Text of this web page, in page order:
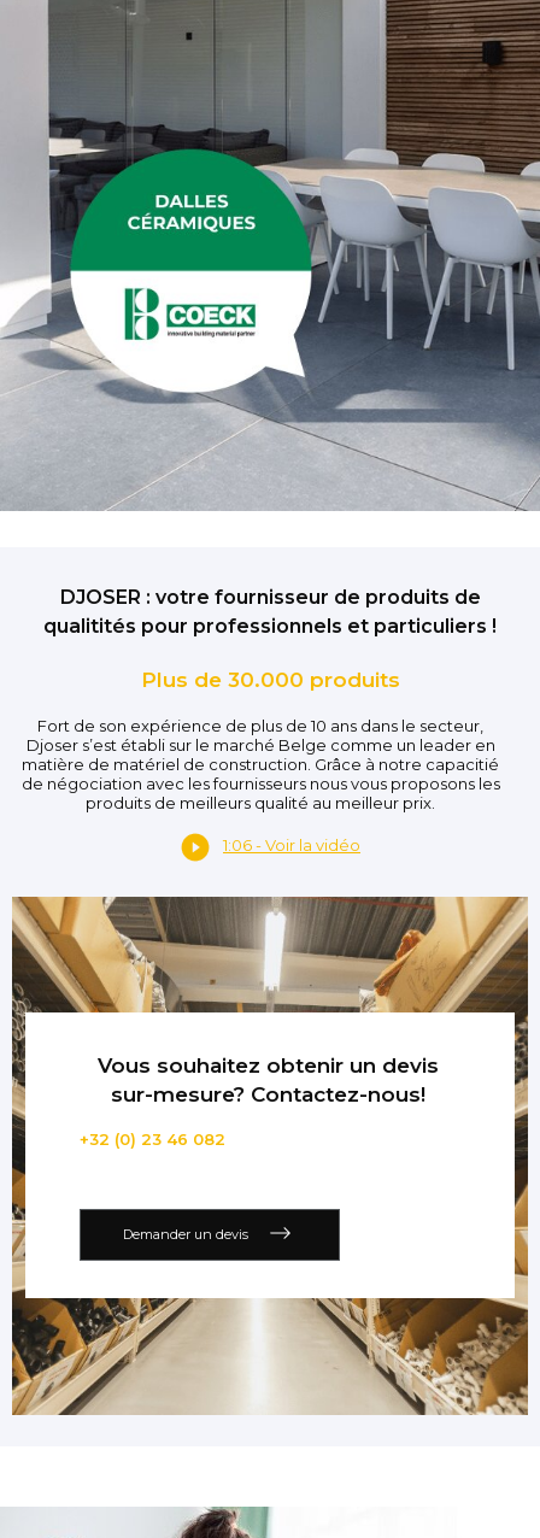
DJOSER : votre fournisseur de produits de
qualitités pour professionnels et particuliers !
Plus de 30.000 produits
Fort de son expérience de plus de 10 ans dans le secteur,
Djoser s’est établi sur le marché Belge comme un leader en
matière de matériel de construction. Grâce à notre capacitié
de négociation avec les fournisseurs nous vous proposons les
produits de meilleurs qualité au meilleur prix.
1:06 - Voir la vidéo
Vous souhaitez obtenir un devis
sur-mesure? Contactez-nous!
+32 (0) 23 46 082
Demander un devis